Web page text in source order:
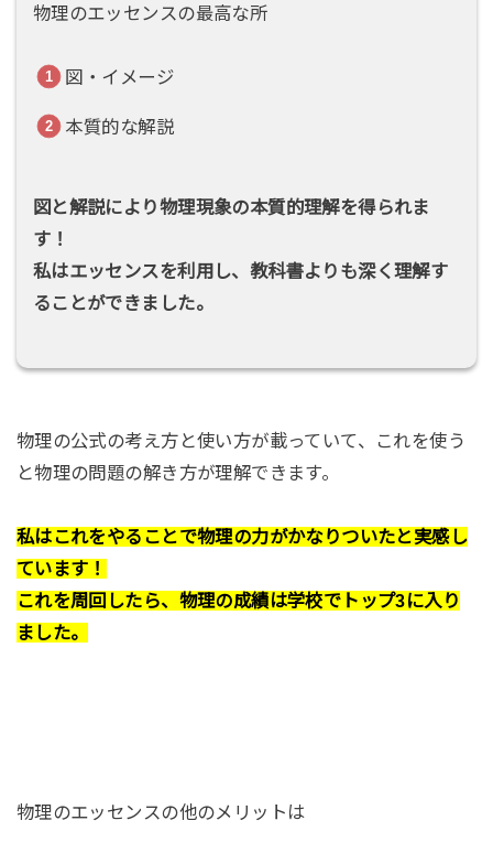
物理のエッセンスの最高な所
図・イメージ
本質的な解説
図と解説により物理現象の本質的理解を得られま
す！
私はエッセンスを利用し、教科書よりも深く理解す
ることができました。
物理の公式の考え方と使い方が載っていて、これを使う
と物理の問題の解き方が理解できます。
私はこれをやることで物理の力がかなりついたと実感し
ています！
これを周回したら、物理の成績は学校でトップ3に入り
ました。
物理のエッセンスの他のメリットは